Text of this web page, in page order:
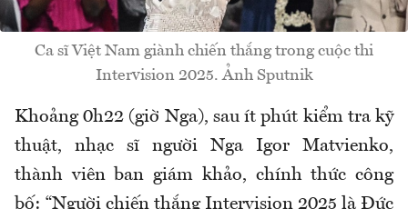
Ca sĩ Việt Nam giành chiến thắng trong cuộc thi
Intervision 2025. Ảnh Sputnik
Khoảng 0h22 (giờ Nga), sau ít phút kiểm tra kỹ
thuật, nhạc sĩ người Nga Igor Matvienko,
thành viên ban giám khảo, chính thức công
bố: “Người chiến thắng Intervision 2025 là Đức